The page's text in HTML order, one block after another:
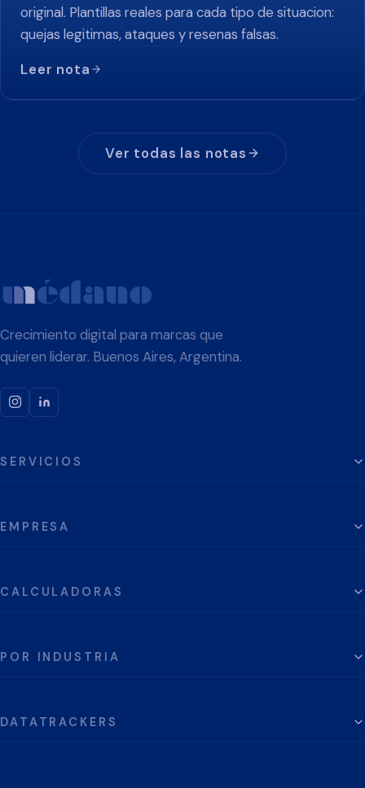
original. Plantillas reales para cada tipo de situacion:
quejas legitimas, ataques y resenas falsas.
Leer nota
Ver todas las notas
Crecimiento digital para marcas que
quieren liderar. Buenos Aires, Argentina.
SERVICIOS
EMPRESA
CALCULADORAS
POR INDUSTRIA
DATATRACKERS